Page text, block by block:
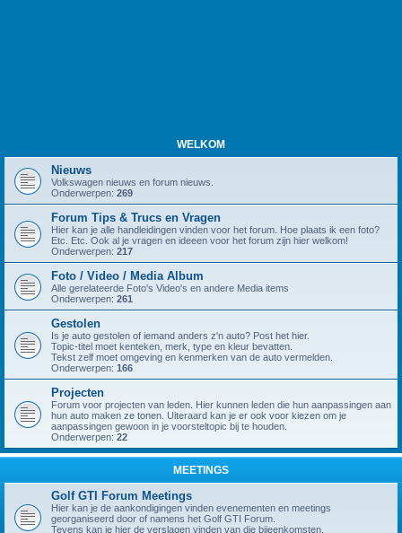
WELKOM
Nieuws
Volkswagen nieuws en forum nieuws.
Onderwerpen: 269
Forum Tips & Trucs en Vragen
Hier kan je alle handleidingen vinden voor het forum. Hoe plaats ik een foto?
Etc. Etc. Ook al je vragen en ideeen voor het forum zijn hier welkom!
Onderwerpen: 217
Foto / Video / Media Album
Alle gerelateerde Foto's Video's en andere Media items
Onderwerpen: 261
Gestolen
Is je auto gestolen of iemand anders z'n auto? Post het hier.
Topic-titel moet kenteken, merk, type en kleur bevatten.
Tekst zelf moet omgeving en kenmerken van de auto vermelden.
Onderwerpen: 166
Projecten
Forum voor projecten van leden. Hier kunnen leden die hun aanpassingen aan
hun auto maken ze tonen. Uiteraard kan je er ook voor kiezen om je
aanpassingen gewoon in je voorsteltopic bij te houden.
Onderwerpen: 22
MEETINGS
Golf GTI Forum Meetings
Hier kan je de aankondigingen vinden evenementen en meetings
georganiseerd door of namens het Golf GTI Forum.
Tevens kan je hier de verslagen vinden van die bijeenkomsten.